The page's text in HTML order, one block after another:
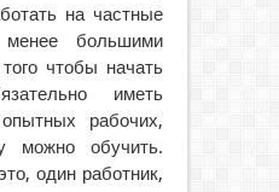
на частные
большими
чтобы начать
иметь
рабочих,
можно обучить.
один работник,